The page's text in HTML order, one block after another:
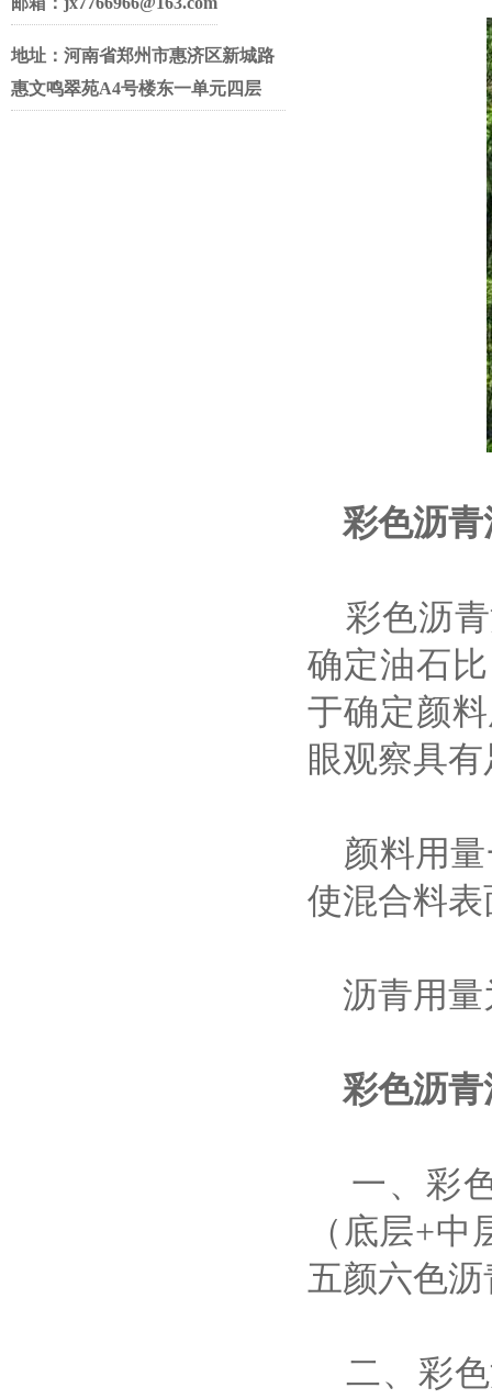
地址：河南省郑州市惠济区新城路
惠文鸣翠苑A4号楼东一单元四层
彩色沥
彩色沥青
确定油石
于确定颜
眼观察具
颜料用量
使混合料
沥青用量
彩色沥
一、彩色
（底层+
五颜六色
二、彩色